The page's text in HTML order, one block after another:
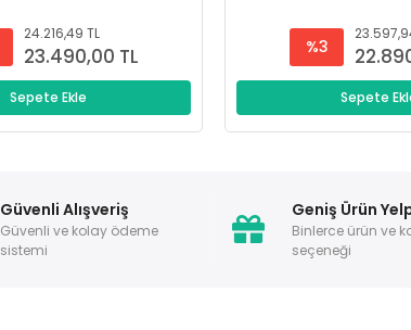
24.216,49 TL
23.490,00 TL
Sepete Ekle
%3
Sepete
Güvenli Alışveriş
Güvenli ve kolay ödeme
sistemi
Geniş Ürün
Binlerce ürün ve
seçeneği